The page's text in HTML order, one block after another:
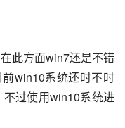
此方面win7还是不错
win10系统还时不时
过使用win10系统进